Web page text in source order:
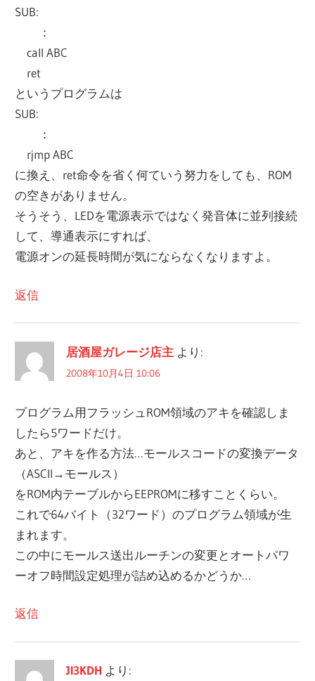
SUB:
：
call ABC
ret
というプログラムは
SUB:
：
rjmp ABC
に換え、ret命令を省く何ていう努力をしても、ROM
の空きがありません。
そうそう、LEDを電源表示ではなく発音体に並列接続
して、導通表示にすれば、
電源オンの延長時間が気にならなくなりますよ。
返信
居酒屋ガレージ店主 より:
2008年10月4日 10:06
プログラム用フラッシュROM領域のアキを確認しま
したら5ワードだけ。
あと、アキを作る方法…モールスコードの変換データ
（ASCII→モールス）
をROM内テーブルからEEPROMに移すことくらい。
これで64バイト（32ワード）のプログラム領域が生
まれます。
この中にモールス送出ルーチンの変更とオートパワ
ーオフ時間設定処理が詰め込めるかどうか…
返信
JI3KDH より: